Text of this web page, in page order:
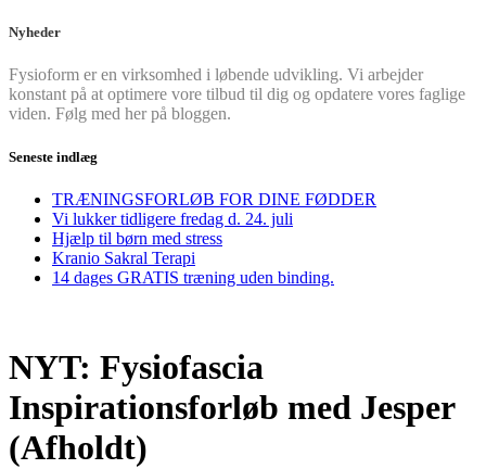
Nyheder
Fysioform er en virksomhed i løbende udvikling. Vi arbejder
konstant på at optimere vore tilbud til dig og opdatere vores faglige
viden. Følg med her på bloggen.
Seneste indlæg
TRÆNINGSFORLØB FOR DINE FØDDER
Vi lukker tidligere fredag d. 24. juli
Hjælp til børn med stress
Kranio Sakral Terapi
14 dages GRATIS træning uden binding.
NYT: Fysiofascia
Inspirationsforløb med Jesper
(Afholdt)